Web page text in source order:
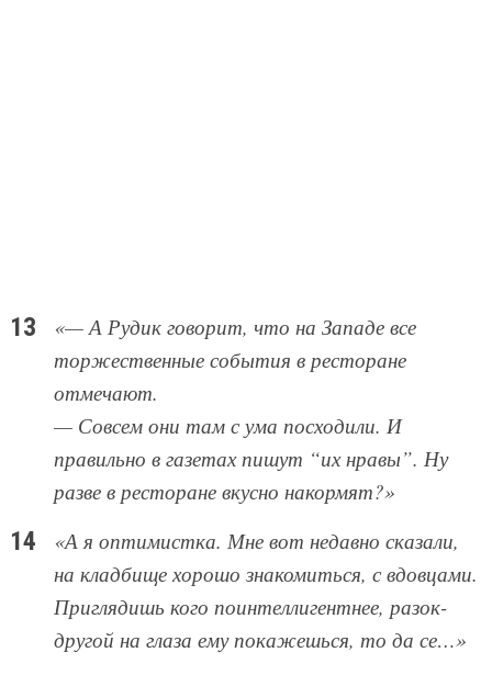
«— А Рудик говорит, что на Западе все
торжественные события в ресторане
отмечают.
— Совсем они там с ума посходили. И
правильно в газетах пишут “их нравы”. Ну
разве в ресторане вкусно накормят?»
«А я оптимистка. Мне вот недавно сказали,
на кладбище хорошо знакомиться, с вдовцами.
Приглядишь кого поинтеллигентнее, разок-
другой на глаза ему покажешься, то да се…»